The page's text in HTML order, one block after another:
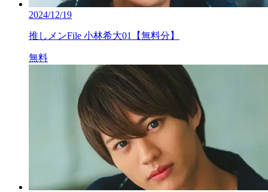
2024/12/19
推しメンFile 小林希大01【無料分】
無料